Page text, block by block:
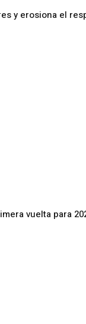
y erosiona el
vuelta para